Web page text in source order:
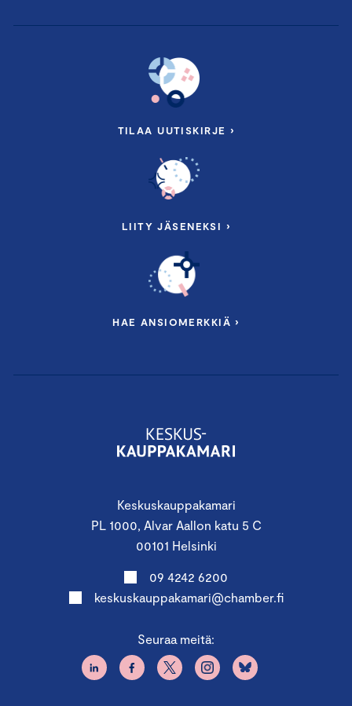
Keskuskauppakamari
PL 1000, Alvar Aallon katu 5 C
00101 Helsinki
09 4242 6200
keskuskauppakamari@chamber.fi
Seuraa meitä:
TILAA UUTISKIRJE ›
LIITY JÄSENEKSI ›
HAE ANSIOMERKKIÄ ›